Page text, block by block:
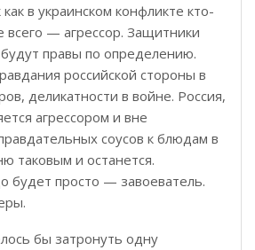
в украинском конфликте кто-
всего — агрессор. Защитники
будут правы по определению.
российской стороны в
деликатности в войне. Россия,
агрессором и вне
соусов к блюдам в
таковым и останется.
будет просто — завоеватель.
бы затронуть одну